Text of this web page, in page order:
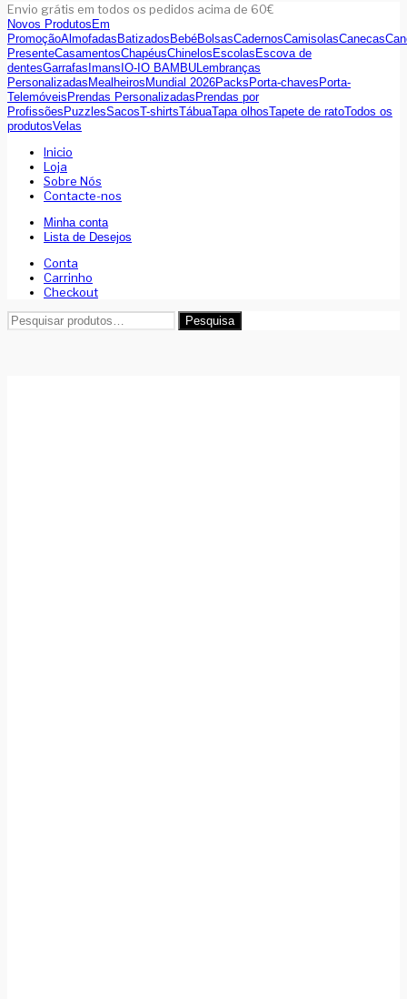
Envio grátis em todos os pedidos acima de 60€
Novos Produtos Em
PromoçãoAlmofadas Batizados BebéBolsasCadernosCamisolasCanecas
PresenteCasamentosChapéusChinelos Escolas Escova de
dentesGarrafas Imans IO-IO BAMBU Lembranças
Personalizadas Mealheiros Mundial 2026Packs Porta-chaves Porta-
Telemóveis Prendas Personalizadas Prendas por
Profissões PuzzlesSacosT-shirtsTábuaTapa olhosTapete de ratoTodos os
produtosVelas
Inicio
Loja
Sobre Nós
Contacte-nos
Minha conta
Lista de Desejos
Conta
Carrinho
Checkout
Pesquisar
por:
Pesquisa